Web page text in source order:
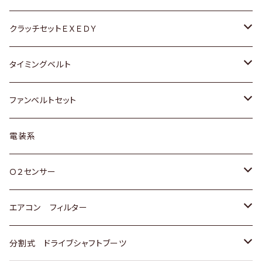
マツダ
三菱
スバル
日野
アストロ（シボレー）
クライスラー
日産
ダイハツ
マツダ
三菱
スバル
日産
ホンダ
マツダ
ホンダ
スズキ
ダイハツ
マツダ
三菱
スバル
クラッチセットＥＸＥＤＹ
ホンダ
スズキ
日産
ダイハツ
マツダ
三菱
タイミングベルト
トヨタ
スズキ
ダイハツ
三菱
スバル
ファンベルトセット
トヨタ
ホンダ
スズキ
日産
電装系
Ｏ２センサー
トヨタ
ホンダ
エアコン フィルター
トヨタ
分割式 ドライブシャフトブーツ